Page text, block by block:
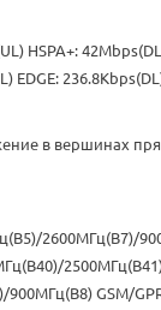
HSPA+:
EDGE:
в вершинах
2600МГц(B7)/
GSM/